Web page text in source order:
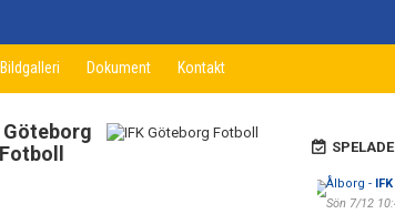
Bildgalleri Dokument Kontakt
Göteborg
Fotboll
Ålborg -
Sön 7/12